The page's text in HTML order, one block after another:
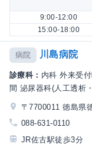
9:00-12:00
15:00-18:00
病院 川島病院
診療科： 内科 外来受
間 泌尿器科(人工透析
〒7700011 徳島県
088-631-0110
JR佐古駅徒歩3分